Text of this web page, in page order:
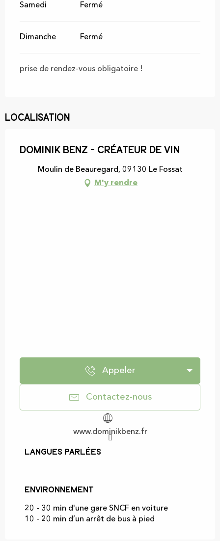
Samedi Fermé
Dimanche Fermé
prise de rendez-vous obligatoire !
Localisation
Dominik Benz - Créateur de Vin
Moulin de Beauregard, 09130 Le Fossat
M'y rendre
Appeler
Contactez-nous
www.dominikbenz.fr
Langues parlées
Langues parlées
Environnement
Environnement
20 - 30 min d'une gare SNCF en voiture
10 - 20 min d’un arrêt de bus à pied